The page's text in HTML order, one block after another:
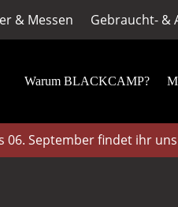
& Messen Gebraucht- &
Warum BLACKCAMP?
September findet ihr uns auf